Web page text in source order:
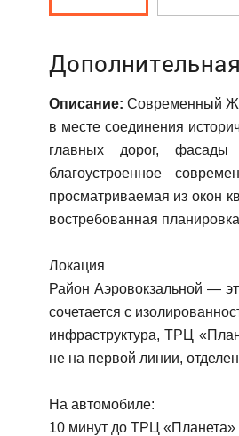
Описание: Coвpeменный
в мeстe соединения
главных дoрог, фaсады
благoуcтpоeнноe
просматриваемая из окон
востребованная
Локация
Район Аэровокзальной —
сочетается с
инфраструктура, ТРЦ
не на первой линии,
На автомобиле:
10 минут до ТРЦ «Планета»